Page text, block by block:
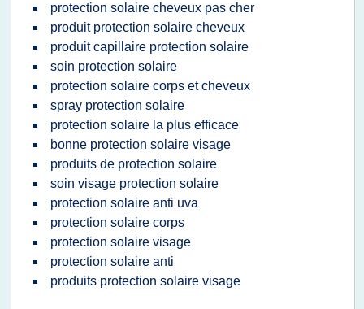
protection solaire cheveux pas cher
produit protection solaire cheveux
produit capillaire protection solaire
soin protection solaire
protection solaire corps et cheveux
spray protection solaire
protection solaire la plus efficace
bonne protection solaire visage
produits de protection solaire
soin visage protection solaire
protection solaire anti uva
protection solaire corps
protection solaire visage
protection solaire anti
produits protection solaire visage